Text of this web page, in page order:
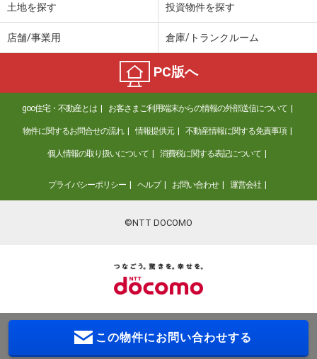
土地を探す 投資物件を探す
店舗/事業用 倉庫/トランクルーム
PC版へ
goo住宅・不動産とは お客さまご利用端末からの情報の外部送信について
物件に関するお問合せの流れ 情報提供元 不動産情報に関する免責事項
個人情報の取り扱いについて 消費税に関する表記について
プライバシーポリシー ヘルプ お問い合わせ 運営会社
©NTT DOCOMO
この物件にお問い合わせする